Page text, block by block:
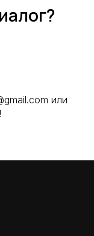
или
!